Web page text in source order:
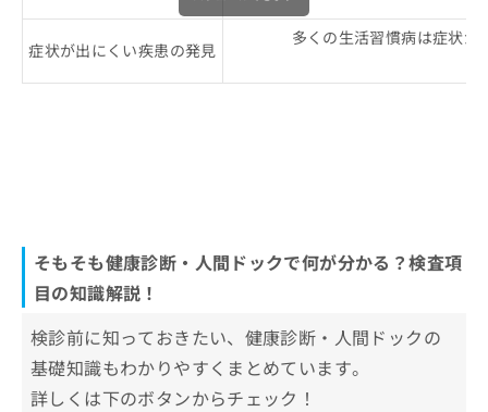
症状が出にくい疾患の発見
多くの生活習慣病は症状
そもそも健康診断・人間ドックで何が分かる？検査項
目の知識解説！
検診前に知っておきたい、健康診断・人間ドックの
基礎知識もわかりやすくまとめています。
詳しくは下のボタンからチェック！